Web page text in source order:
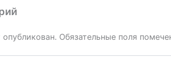
Обязательные поля